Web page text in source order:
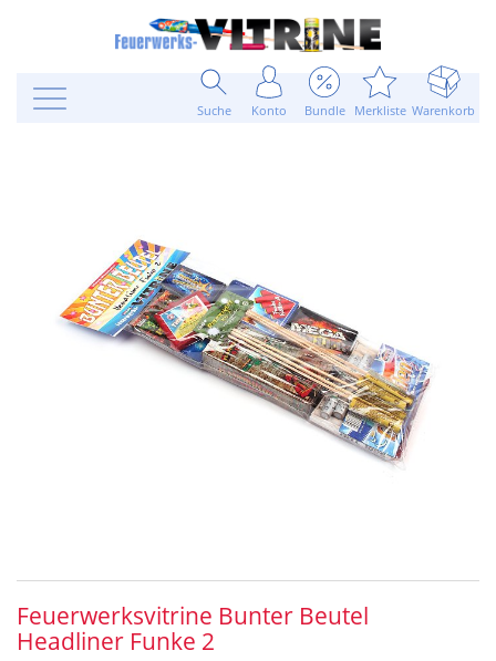
Suche Konto Bundle Merkliste Warenkorb
Feuerwerksvitrine Bunter Beutel
Headliner Funke 2